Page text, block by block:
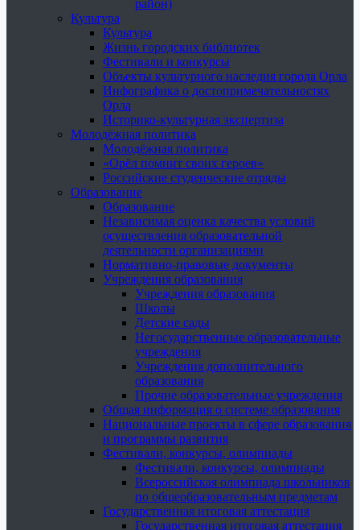
район)
Культура
Культура
Жизнь городских библиотек
Фестивали и конкурсы
Объекты культурного наследия города Орла
Инфографика о достопримечательностях
Орла
Историко-культурная экспертиза
Молодёжная политика
Молодёжная политика
«Орёл помнит своих героев»
Российские студенческие отряды
Образование
Образование
Независимая оценка качества условий
осуществления образовательной
деятельности организациями
Нормативно-правовые документы
Учреждения образования
Учреждения образования
Школы
Детские сады
Негосударственные образовательные
учреждения
Учреждения дополнительного
образования
Прочие образовательные учреждения
Общая информация о системе образования
Национальные проекты в сфере образования
и программы развития
Фестивали, конкурсы, олимпиады
Фестивали, конкурсы, олимпиады
Всероссийская олимпиада школьников
по общеобразовательным предметам
Государственная итоговая аттестация
Государственная итоговая аттестация